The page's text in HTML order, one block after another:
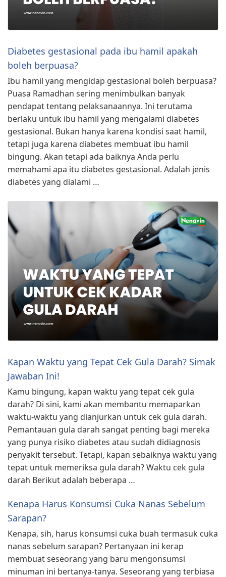
Diabetes gestasional pada ibu hamil apakah
boleh berpuasa?
Ibu hamil yang mengidap gestasional boleh berpuasa?
Puasa Ramadhan sering menimbulkan banyak
pendapat tentang pelaksanaannya. Ini terutama
berlaku untuk ibu hamil yang mengalami diabetes
gestasional. Bukan hanya karena kondisi saat hamil,
tetapi juga karena diabetes membuat ibu hamil
bingung. Akan tetapi ada baiknya Anda perlu
memahami apa itu diabetes gestasional. Adalah jenis
diabetes yang dialami …
Kapan Waktu yang Tepat Cek Gula Darah? Simak
Jawaban Ini!
Kamu bingung, kapan waktu yang tepat cek gula
darah? Di sini, kami akan membantu memaparkan
waktu-waktu yang dianjurkan untuk cek gula darah.
Pemantauan gula darah sangat penting bagi mereka
yang punya risiko diabetes atau sudah didiagnosis
penyakit tersebut. Tetapi, kapan sebaiknya waktu yang
tepat untuk memeriksa gula darah? Waktu cek gula
darah Berikut adalah beberapa …
Kenapa Harus Konsumsi Cuka Nanas Sebelum
Sarapan?
Kenapa, sih, harus konsumsi cuka buah termasuk cuka
nanas sebelum sarapan? Pertanyaan ini kerap
membuat seseorang yang baru mengonsumsi
minuman ini bertanya-tanya. Seseorang yang terbiasa